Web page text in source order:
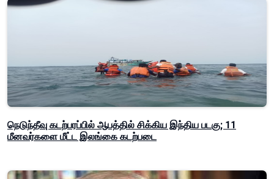
நெடுந்தீவு கடற்பரப்பில் ஆபத்தில் சிக்கிய இந்திய படகு; 11
மீனவர்களை மீட்ட இலங்கை கடற்படை